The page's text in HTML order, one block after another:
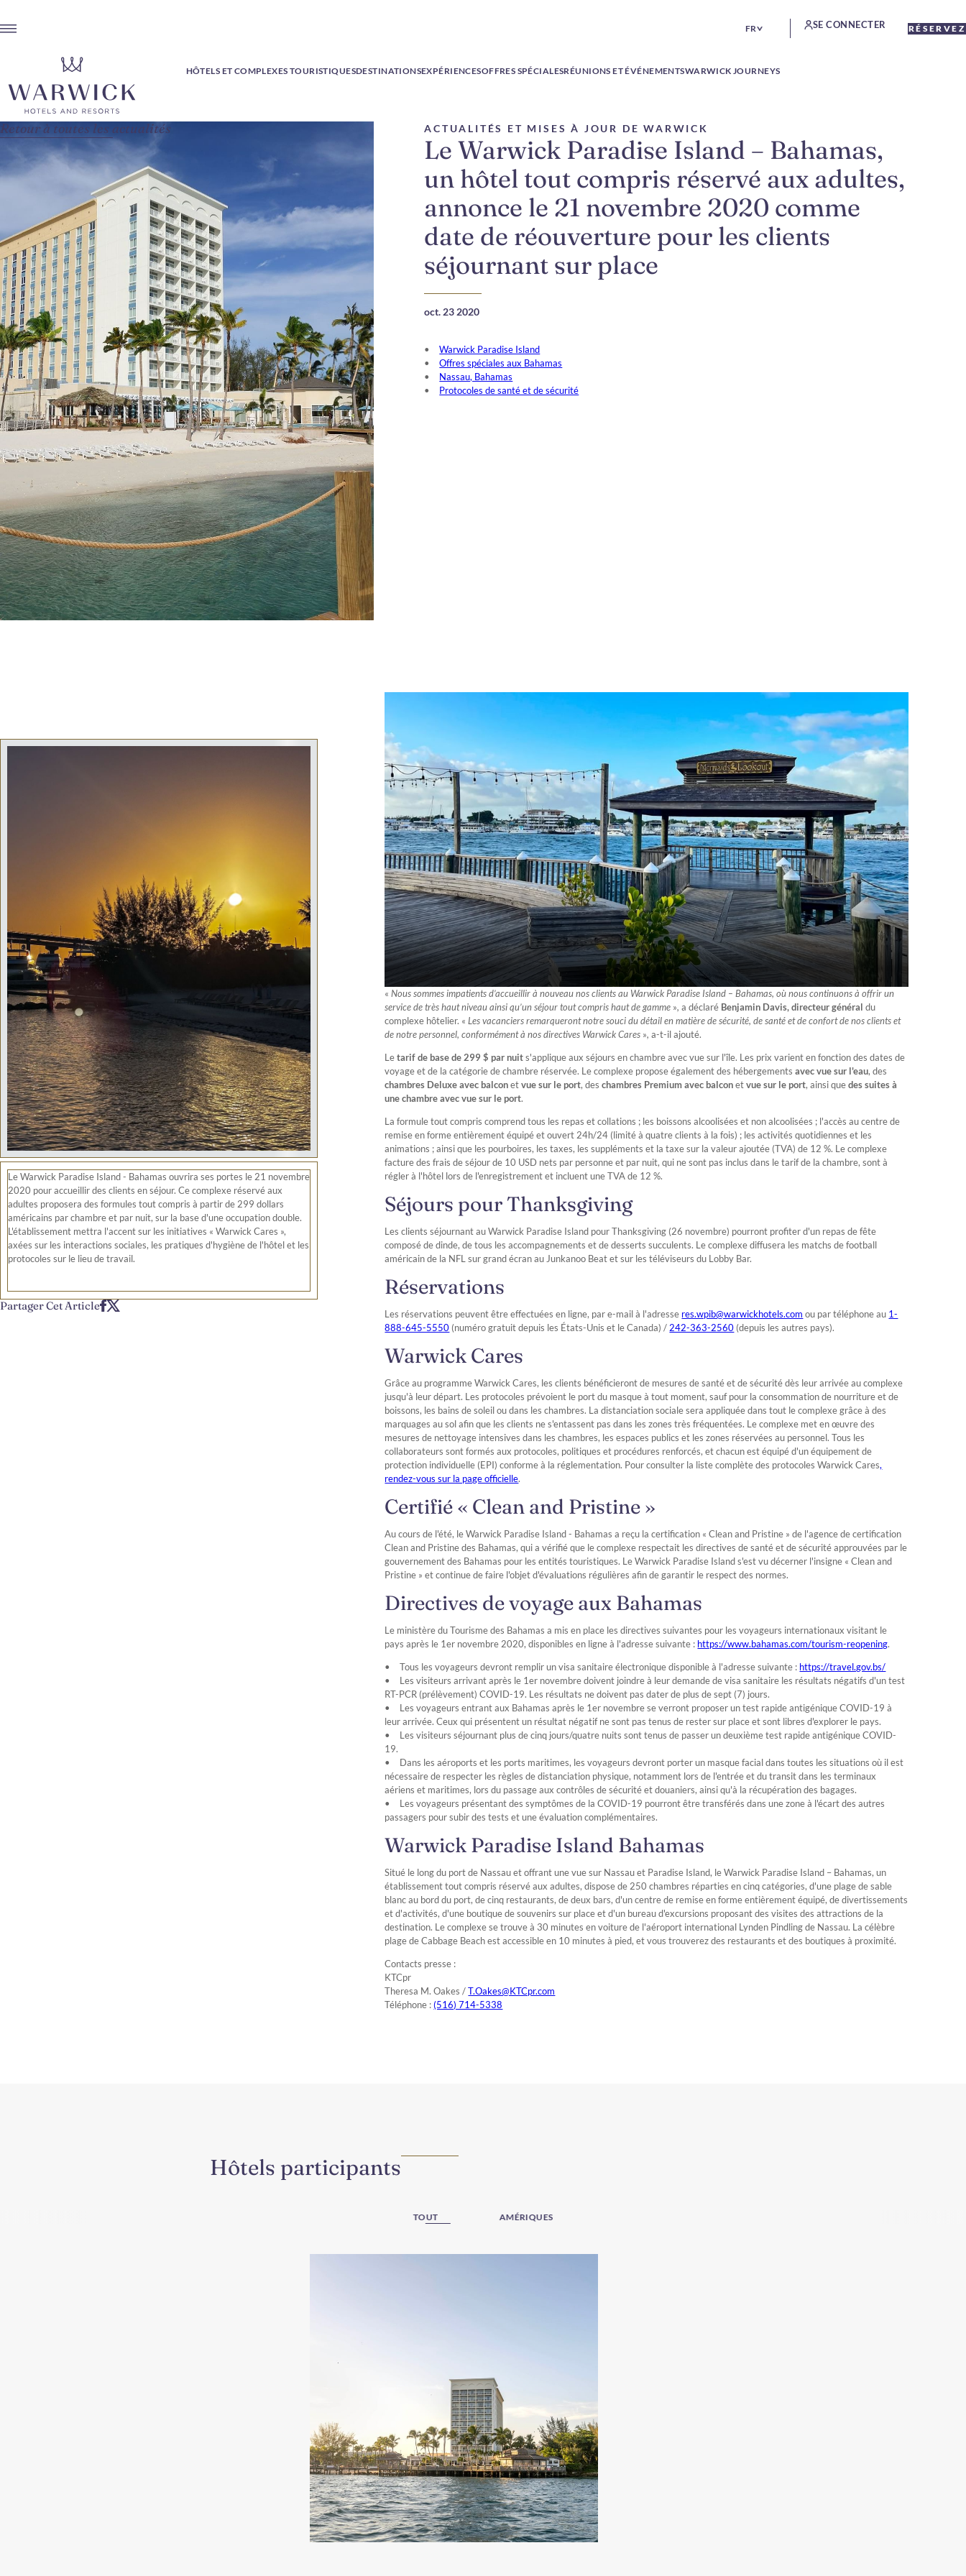
FR SE CONNECTER RÉSERVEZ
HÔTELS ET COMPLEXES TOURISTIQUESDESTINATIONSEXPÉRIENCESOFFRES SPÉCIALESRÉUNIONS ET ÉVÉNEMENTSWARWICK JOURNEYS
ACTUALITÉS ET MISES À JOUR DE WARWICK
Le Warwick Paradise Island – Bahamas,
un hôtel tout compris réservé aux adultes,
annonce le 21 novembre 2020 comme
date de réouverture pour les clients
séjournant sur place
oct. 23 2020
Warwick Paradise Island
Offres spéciales aux Bahamas
Nassau, Bahamas
Protocoles de santé et de sécurité
Retour à toutes les actualités
Le Warwick Paradise Island - Bahamas ouvrira ses portes le 21 novembre
2020 pour accueillir des clients en séjour. Ce complexe réservé aux
adultes proposera des formules tout compris à partir de 299 dollars
américains par chambre et par nuit, sur la base d'une occupation double.
L'établissement mettra l'accent sur les initiatives « Warwick Cares »,
axées sur les interactions sociales, les pratiques d'hygiène de l'hôtel et les
protocoles sur le lieu de travail.
Partager Cet Article
«Nous sommes impatients d’accueillir à nouveau nos clients au Warwick Paradise Island – Bahamas, où nous continuons à offrir un
service de très haut niveau ainsi qu’un séjour tout compris haut de gamme », a déclaré Benjamin Davis, directeur général du
complexe hôtelier. «Les vacanciers remarqueront notre souci du détail en matière de sécurité, de santé et de confort de nos clients et
de notre personnel, conformément à nos directives Warwick Cares », a-t-il ajouté.
Letarif de base de 299 $ par nuits'applique aux séjours en chambre avec vue sur l'île. Les prix varient en fonction des dates de
voyage et de la catégorie de chambre réservée. Le complexe propose également des hébergementsavec vue sur l'eau, des
chambres Deluxe avec balconetvue sur le port, deschambres Premium avec balconetvue sur le port, ainsi quedes suites à
une chambre avec vue sur le port.
La formule tout compris comprend tous les repas et collations ; les boissons alcoolisées et non alcoolisées ; l'accès au centre de
remise en forme entièrement équipé et ouvert 24h/24 (limité à quatre clients à la fois) ; les activités quotidiennes et les
animations ; ainsi que les pourboires, les taxes, les suppléments et la taxe sur la valeur ajoutée (TVA) de 12 %. Le complexe
facture des frais de séjour de 10 USD nets par personne et par nuit, qui ne sont pas inclus dans le tarif de la chambre, sont à
régler à l'hôtel lors de l'enregistrement et incluent une TVA de 12 %.
Séjours pour Thanksgiving
Les clients séjournant au Warwick Paradise Island pour Thanksgiving (26 novembre) pourront profiter d'un repas de fête
composé de dinde, de tous les accompagnements et de desserts succulents. Le complexe diffusera les matchs de football
américain de la NFL sur grand écran au Junkanoo Beat et sur les téléviseurs du Lobby Bar.
Réservations
Les réservations peuvent être effectuées en ligne, par e-mail à l'adresse res.wpib@warwickhotels.com ou par téléphone au 1-
888-645-5550 (numéro gratuit depuis les États-Unis et le Canada) / 242-363-2560 (depuis les autres pays).
Warwick Cares
Grâce au programme Warwick Cares, les clients bénéficieront de mesures de santé et de sécurité dès leur arrivée au complexe
jusqu'à leur départ. Les protocoles prévoient le port du masque à tout moment, sauf pour la consommation de nourriture et de
boissons, les bains de soleil ou dans les chambres. La distanciation sociale sera appliquée dans tout le complexe grâce à des
marquages au sol afin que les clients ne s'entassent pas dans les zones très fréquentées. Le complexe met en œuvre des
mesures de nettoyage intensives dans les chambres, les espaces publics et les zones réservées au personnel. Tous les
collaborateurs sont formés aux protocoles, politiques et procédures renforcés, et chacun est équipé d'un équipement de
protection individuelle (EPI) conforme à la réglementation. Pour consulter la liste complète des protocoles Warwick Cares,
rendez-vous sur la page officielle.
Certifié « Clean and Pristine »
Au cours de l'été, le Warwick Paradise Island - Bahamas a reçu la certification « Clean and Pristine » de l'agence de certification
Clean and Pristine des Bahamas, qui a vérifié que le complexe respectait les directives de santé et de sécurité approuvées par le
gouvernement des Bahamas pour les entités touristiques. Le Warwick Paradise Island s'est vu décerner l'insigne « Clean and
Pristine » et continue de faire l'objet d'évaluations régulières afin de garantir le respect des normes.
Directives de voyage aux Bahamas
Le ministère du Tourisme des Bahamas a mis en place les directives suivantes pour les voyageurs internationaux visitant le
pays après le 1er novembre 2020, disponibles en ligne à l'adresse suivante : https://www.bahamas.com/tourism-reopening.
Tous les voyageurs devront remplir un visa sanitaire électronique disponible à l'adresse suivante : https://travel.gov.bs/
Les visiteurs arrivant après le 1er novembre doivent joindre à leur demande de visa sanitaire les résultats négatifs d'un test
RT-PCR (prélèvement) COVID-19. Les résultats ne doivent pas dater de plus de sept (7) jours.
Les voyageurs entrant aux Bahamas après le 1er novembre se verront proposer un test rapide antigénique COVID-19 à
leur arrivée. Ceux qui présentent un résultat négatif ne sont pas tenus de rester sur place et sont libres d'explorer le pays.
Les visiteurs séjournant plus de cinq jours/quatre nuits sont tenus de passer un deuxième test rapide antigénique COVID-
19.
Dans les aéroports et les ports maritimes, les voyageurs devront porter un masque facial dans toutes les situations où il est
nécessaire de respecter les règles de distanciation physique, notamment lors de l'entrée et du transit dans les terminaux
aériens et maritimes, lors du passage aux contrôles de sécurité et douaniers, ainsi qu'à la récupération des bagages.
Les voyageurs présentant des symptômes de la COVID-19 pourront être transférés dans une zone à l'écart des autres
passagers pour subir des tests et une évaluation complémentaires.
Warwick Paradise Island Bahamas
Situé le long du port de Nassau et offrant une vue sur Nassau et Paradise Island, le Warwick Paradise Island – Bahamas, un
établissement tout compris réservé aux adultes, dispose de 250 chambres réparties en cinq catégories, d'une plage de sable
blanc au bord du port, de cinq restaurants, de deux bars, d'un centre de remise en forme entièrement équipé, de divertissements
et d'activités, d'une boutique de souvenirs sur place et d'un bureau d'excursions proposant des visites des attractions de la
destination. Le complexe se trouve à 30 minutes en voiture de l'aéroport international Lynden Pindling de Nassau. La célèbre
plage de Cabbage Beach est accessible en 10 minutes à pied, et vous trouverez des restaurants et des boutiques à proximité.
Contacts presse :
KTCpr
Theresa M. Oakes /T.Oakes@KTCpr.com
Téléphone :(516) 714-5338
Hôtels participants
TOUT AMÉRIQUES